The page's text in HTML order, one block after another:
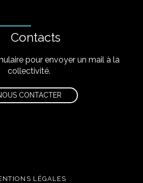
Contacts
pour envoyer un mail à la
collectivité.
CONTACTER
LÉGALES